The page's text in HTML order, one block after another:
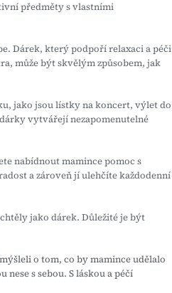
předměty s vlastními
Dárek, který podpoří relaxaci a péči
může být skvělým způsobem, jak
jako jsou lístky na koncert, výlet do
vytvářejí nezapomenutelné
nabídnout mamince pomoc s
a zároveň jí ulehčíte každodenní
jako dárek. Důležité je být
o tom, co by mamince udělalo
s sebou. S láskou a péčí